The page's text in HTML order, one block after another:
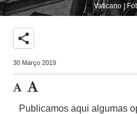
Vaticano |
share
30 Março 2019
Publicamos aqui algumas